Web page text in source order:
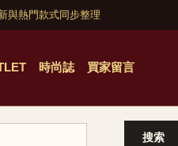
與熱門款式同步整理
時尚誌 買家留言